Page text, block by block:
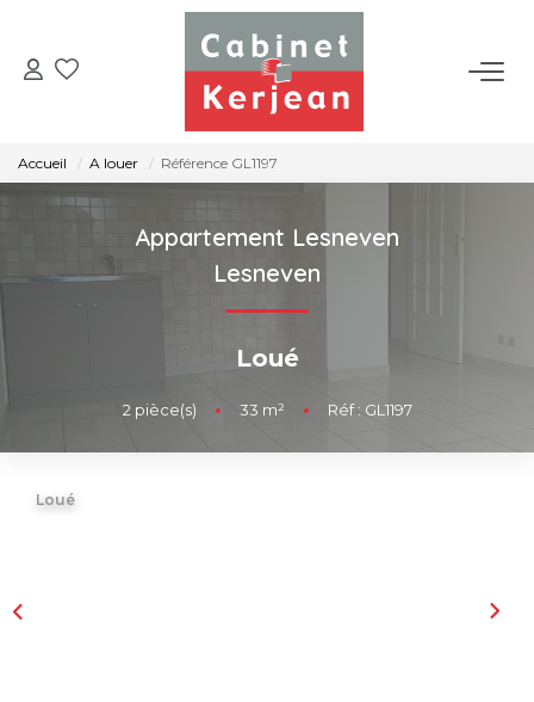
ACHETER
VENDRE
LOUER
CONTACT
Accueil A louer Référence GL1197
Appartement Lesneven
Lesneven
Loué
2 pièce(s) • 33 m² • Réf : GL1197
Loué